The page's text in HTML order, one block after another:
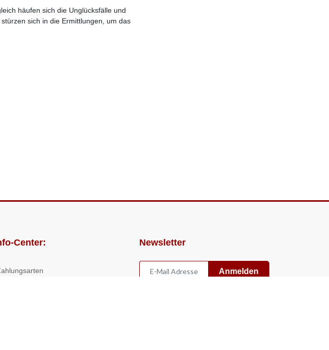
häufen sich die Unglücksfälle und
sich in die Ermittlungen, um das
Center: Newsletter
Anmelden